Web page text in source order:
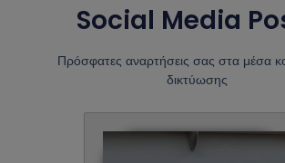
Social Media
Πρόσφατες αναρτήσεις σας στα μέσα
δικτύωσης